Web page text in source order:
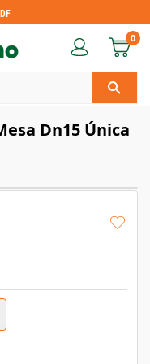
0
Dn15 Única